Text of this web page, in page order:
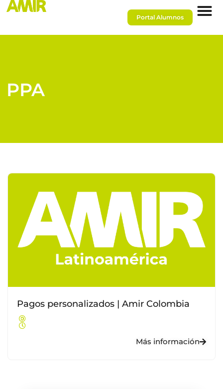
Portal Alumnos
PPA
Pagos personalizados | Amir Colombia
Más información